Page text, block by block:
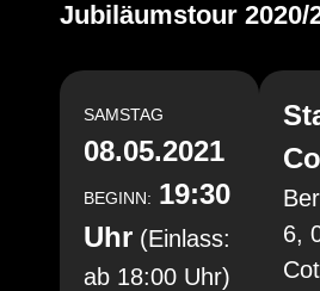
Jubiläumstour 2020/
SAMSTAG
08.05.2021
BEGINN: 19:30
Uhr (Einlass:
ab 18:00 Uhr)
6,